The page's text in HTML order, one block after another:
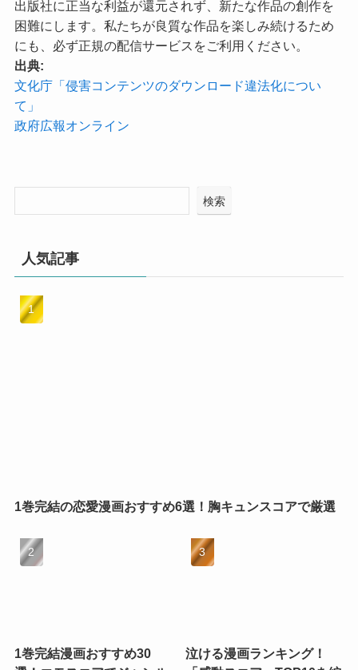
出版社に正当な利益が還元されず、新たな作品の創作を
困難にします。私たちが良質な作品を楽しみ続けるため
にも、必ず正規の配信サービスをご利用ください。
出典:
文化庁「侵害コンテンツのダウンロード違法化につい
て」
政府広報オンライン
検索
人気記事
1巻完結の恋愛漫画おすすめ6選！胸キュンスコアで厳選
1巻完結漫画おすすめ30
泣ける漫画ランキング！